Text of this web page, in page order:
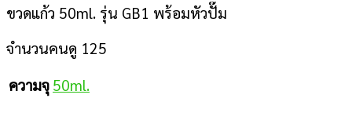
ขวดแก้ว 50ml. รุ่น GB1 พร้อมหัวปั๊ม
จำนวนคนดู 125
ความจุ 50ml.